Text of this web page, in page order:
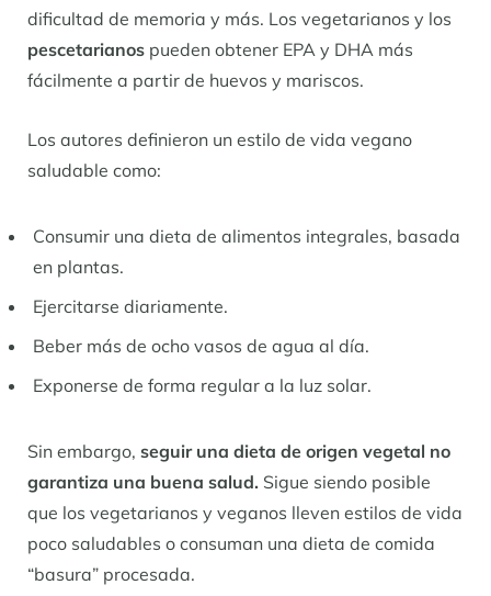
dificultad de memoria y más. Los vegetarianos y los
pescetarianos pueden obtener EPA y DHA más
fácilmente a partir de huevos y mariscos.
Los autores definieron un estilo de vida vegano
saludable como:
Consumir una dieta de alimentos integrales, basada
en plantas.
Ejercitarse diariamente.
Beber más de ocho vasos de agua al día.
Exponerse de forma regular a la luz solar.
Sin embargo, seguir una dieta de origen vegetal no
garantiza una buena salud. Sigue siendo posible
que los vegetarianos y veganos lleven estilos de vida
poco saludables o consuman una dieta de comida
“basura” procesada.